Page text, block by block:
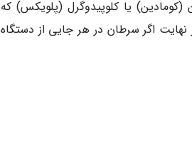
(کومادین) یا کلوپیدوگرل (پلویکس) که
اگر سرطان در هر جایی از دستگاه